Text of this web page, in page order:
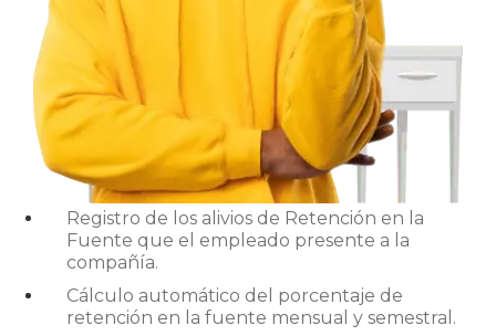
Registro de los alivios de Retención en la
Fuente que el empleado presente a la
compañía.
Cálculo automático del porcentaje de
retención en la fuente mensual y semestral.